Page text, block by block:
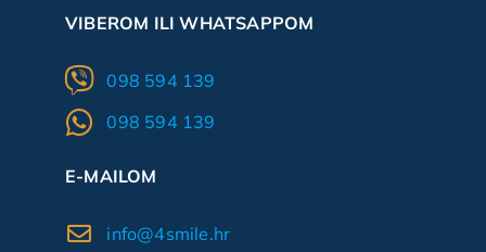
VIBEROM ILI WHATSAPPOM
098 594 139
098 594 139
E-MAILOM
info@4smile.hr